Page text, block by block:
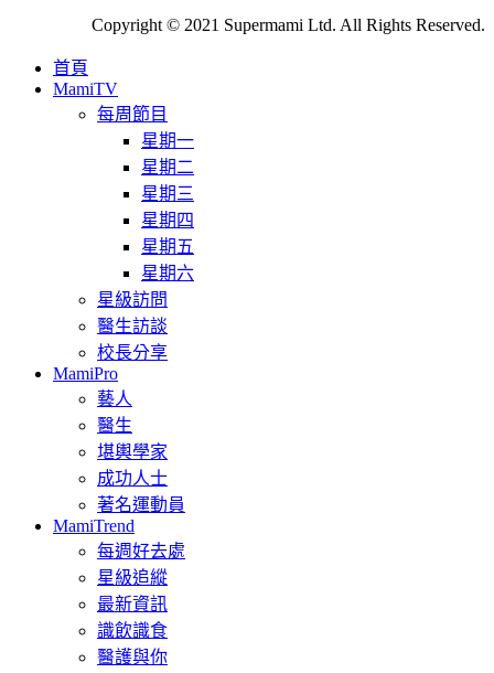
Copyright © 2021 Supermami Ltd. All Rights Reserved.
首頁
MamiTV
每周節目
星期一
星期二
星期三
星期四
星期五
星期六
星級訪問
醫生訪談
校長分享
MamiPro
藝人
醫生
堪輿學家
成功人士
著名運動員
MamiTrend
每週好去處
星級追縱
最新資訊
識飲識食
醫護與你